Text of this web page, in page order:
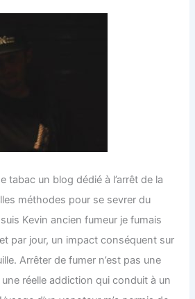
tabac un blog dédié à l’arrêt de la
méthodes pour se sevrer du
Kevin ancien fumeur je fumais
par jour, un impact conséquent sur
Arrêter de fumer n’est pas une
réelle addiction qui conduit à un